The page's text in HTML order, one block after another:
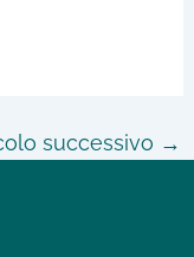
successivo →